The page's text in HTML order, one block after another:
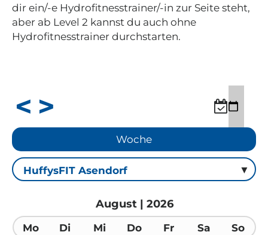
dir ein/-e Hydrofitnesstrainer/-in zur Seite steht,
aber ab Level 2 kannst du auch ohne
Hydrofitnesstrainer durchstarten.
Woche
August | 2026
Mo Di Mi Do Fr Sa So